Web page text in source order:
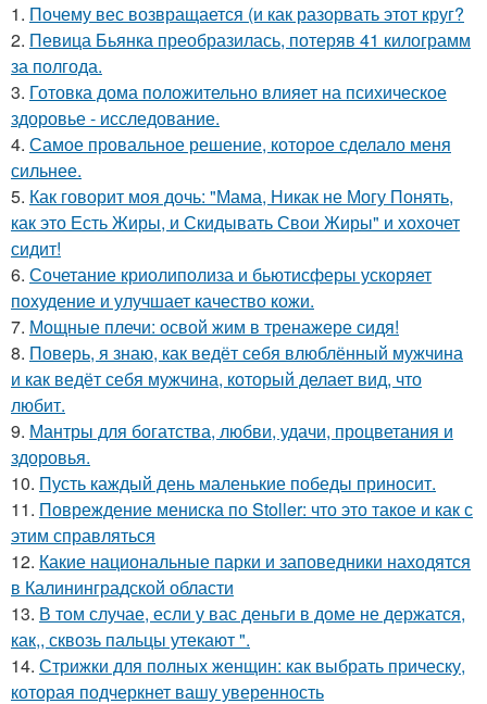
1. Почему вес возвращается (и как разорвать этот круг?
2. Певица Бьянка преобразилась, потеряв 41 килограмм
за полгода.
3. Готовка дома положительно влияет на психическое
здоровье - исследование.
4. Самое провальное решение, которое сделало меня
сильнее.
5. Как говорит моя дочь: "Мама, Никак не Могу Понять,
как это Есть Жиры, и Скидывать Свои Жиры" и хохочет
сидит!
6. Сочетание криолиполиза и бьютисферы ускоряет
похудение и улучшает качество кожи.
7. Мощные плечи: освой жим в тренажере сидя!
8. Поверь, я знаю, как ведёт себя влюблённый мужчина
и как ведёт себя мужчина, который делает вид, что
любит.
9. Мантры для богатства, любви, удачи, процветания и
здоровья.
10. Пусть каждый день маленькие победы приносит.
11. Повреждение мениска по Stoller: что это такое и как с
этим справляться
12. Какие национальные парки и заповедники находятся
в Калининградской области
13. В том случае, если у вас деньги в доме не держатся,
как,, сквозь пальцы утекают ".
14. Стрижки для полных женщин: как выбрать прическу,
которая подчеркнет вашу уверенность